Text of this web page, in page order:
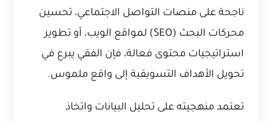
ناجحة على منصات التواصل الاجتماعي، تحسين
محركات البحث (SEO) لمواقع الويب، أو تطوير
استراتيجيات محتوى فعالة، فإن الفقي يبرع في
تحويل الأهداف التسويقية إلى واقع ملموس.
تعتمد منهجيته على تحليل البيانات واتخاذ